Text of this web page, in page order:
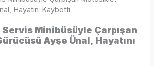
Hayatını Kaybetti
Servis Minibüsüyle Çarpışan
Ayşe Ünal, Hayatını